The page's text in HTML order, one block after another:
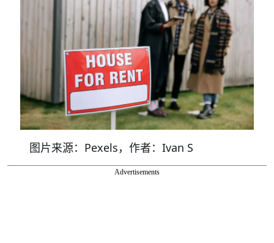
图片来源：Pexels，作者：Ivan S
Advertisements